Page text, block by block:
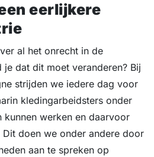
eerlijkere
al het onrecht in de
dat dit moet veranderen? Bij
strijden we iedere dag voor
kledingarbeidsters onder
kunnen werken en daarvoor
doen we onder andere door
aan te spreken op